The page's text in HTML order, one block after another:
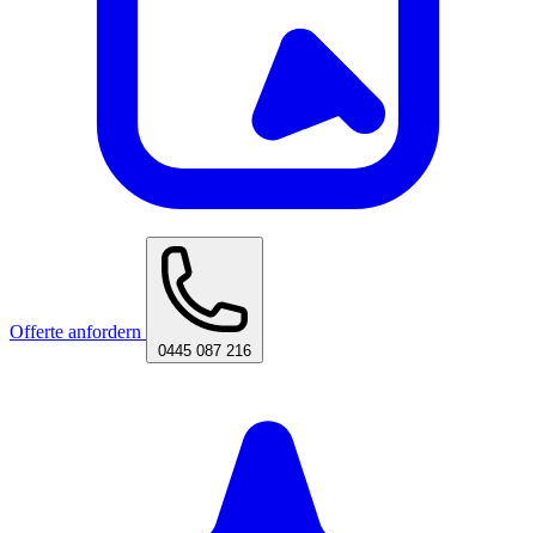
Offerte anfordern
0445 087 216